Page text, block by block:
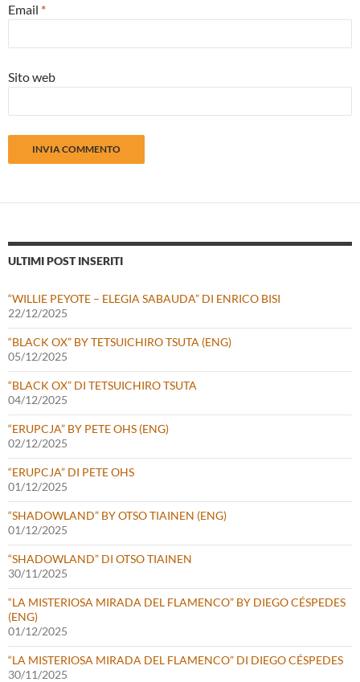
Email *
Sito web
ULTIMI POST INSERITI
“WILLIE PEYOTE – ELEGIA SABAUDA” DI ENRICO BISI
22/12/2025
“BLACK OX” BY TETSUICHIRO TSUTA (ENG)
05/12/2025
“BLACK OX” DI TETSUICHIRO TSUTA
04/12/2025
“ERUPCJA” BY PETE OHS (ENG)
02/12/2025
“ERUPCJA” DI PETE OHS
01/12/2025
“SHADOWLAND” BY OTSO TIAINEN (ENG)
01/12/2025
“SHADOWLAND” DI OTSO TIAINEN
30/11/2025
“LA MISTERIOSA MIRADA DEL FLAMENCO” BY DIEGO CÉSPEDES
(ENG)
01/12/2025
“LA MISTERIOSA MIRADA DEL FLAMENCO” DI DIEGO CÉSPEDES
30/11/2025